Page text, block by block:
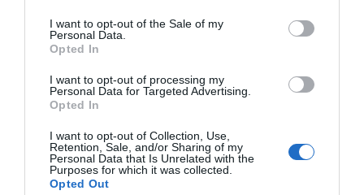
I want to opt-out of the Sale of my
Personal Data.
Opted In
I want to opt-out of processing my
Personal Data for Targeted Advertising.
Opted In
I want to opt-out of Collection, Use,
Retention, Sale, and/or Sharing of my
Personal Data that Is Unrelated with the
Purposes for which it was collected.
Opted Out
historia, de poner la verdadera, de
desmontar la falsificación, es un trabajo
por Hispanidad
Artículos anteriores
DIARIO DE LA CORRUPCIÓN SANCHISTA